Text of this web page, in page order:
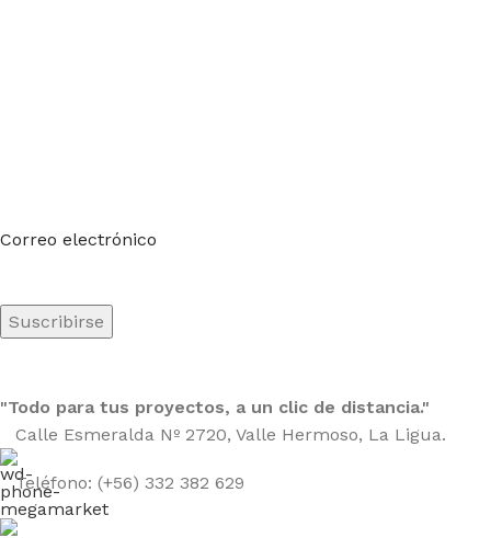
Correo electrónico
"Todo para tus proyectos, a un clic de distancia."
Calle Esmeralda Nº 2720, Valle Hermoso, La Ligua.
Teléfono: (+56) 332 382 629